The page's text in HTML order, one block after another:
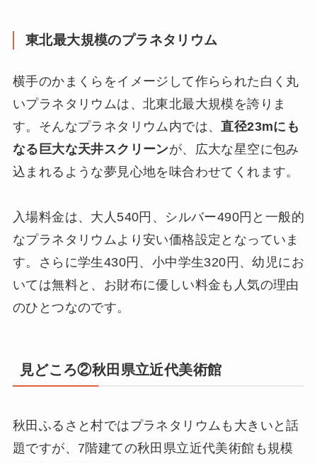
東北最大規模のプラネタリウム
横手のかまくらをイメージして作らられた白く丸
いプラネタリウムは、北東北最大規模を誇りま
す。そんなプラネタリウム内では、直径23mにも
なる巨大な天井スクリーンが、広大な星空に包み
込まれるような夢見心地を味合わせてくれます。
入場料金は、大人540円、シルバー490円と一般的
なプラネタリウムより安い価格設定となっていま
す。さらに学生430円、小中学生320円、幼児にお
いては無料と、お財布に優しい料金も人気の理由
のひとつなのです。
見どころ②秋田県立近代美術館
秋田ふるさと村ではプラネタリウムも大きいと話
題ですが、7階建ての秋田県立近代美術館も規模